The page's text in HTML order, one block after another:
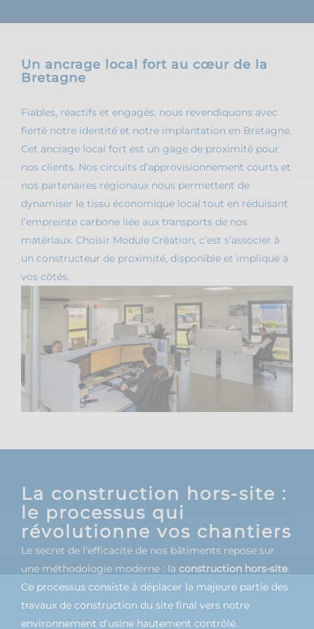
Un ancrage local fort au cœur de la
Bretagne
Fiables, réactifs et engagés, nous revendiquons avec
fierté notre identité et notre implantation en Bretagne.
Cet ancrage local fort est un gage de proximité pour
nos clients. Nos circuits d’approvisionnement courts et
nos partenaires régionaux nous permettent de
dynamiser le tissu économique local tout en réduisant
l’empreinte carbone liée aux transports de nos
matériaux. Choisir Module Création, c’est s’associer à
un constructeur de proximité, disponible et impliqué à
vos côtés.
La construction hors-site :
le processus qui
révolutionne vos chantiers
Le secret de l’efficacité de nos bâtiments repose sur
une méthodologie moderne : la construction hors-site.
Ce processus consiste à déplacer la majeure partie des
travaux de construction du site final vers notre
environnement d’usine hautement contrôlé.